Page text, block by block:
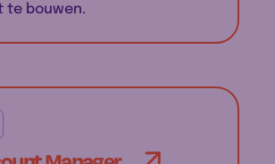
te bouwen.